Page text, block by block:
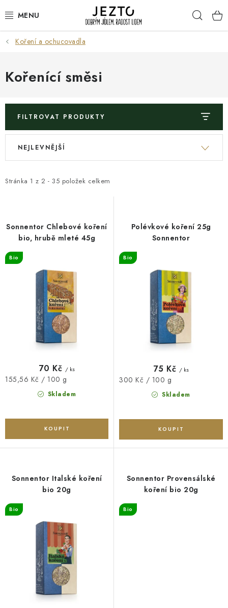
na
DÁRKOVÉ SADY
TRVANLIVÉ
SPORT A ZDRAVÍ
RELAX A REGENERACE
O NÁS NÁŠ PŘÍBĚH FIREMNÍ DÁRKY
KONTAKTY
Koření a ochucovadla
Kořenící směsi
FILTROVAT PRODUKTY
V
i
r
d
u
Stránka 1 z 2 - 35 položek celkem
Ř
e
p
o
d
NEJLEVNĚJŠÍ
Sonnentor Chlebové koření
bio, hrubě mleté 45g
Bio
Skladem
70 Kč / ks
Měrná
155,56 Kč / 100 g
Polévkové koření 25g
Sonnentor
Bio
Skladem
75 Kč / ks
Měrná
300 Kč / 100 g
Sonnentor Italské koření
bio 20g
Bio
Sonnentor Provensálské
koření bio 20g
Bio